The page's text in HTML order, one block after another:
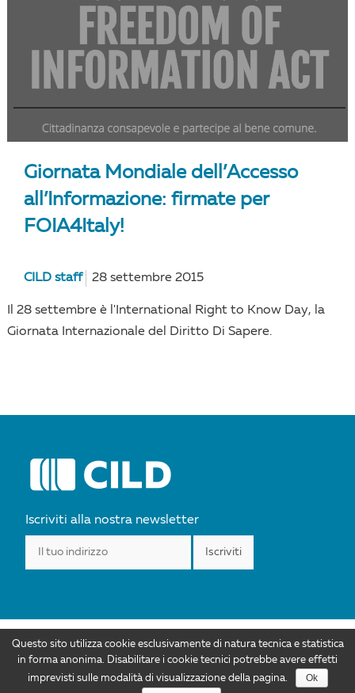
Giornata Mondiale dell’Accesso
all’Informazione: firmate per
FOIA4Italy!
CILD staff 28 settembre 2015
Il 28 settembre è l'International Right to Know Day, la
Giornata Internazionale del Diritto Di Sapere.
Iscriviti alla nostra newsletter
Attribuzione 4.0 Internazionale. Autorizzazioni ulteriori rispetto allo scopo di
questa licenza sono disponibili all'indirizzo info@cild.eu |Privacy policy
Questo sito utilizza cookie esclusivamente di natura tecnica e statistica
in forma anonima. Disabilitare i cookie tecnici potrebbe avere effetti
imprevisti sulle modalità di visualizzazione della pagina.
Ok